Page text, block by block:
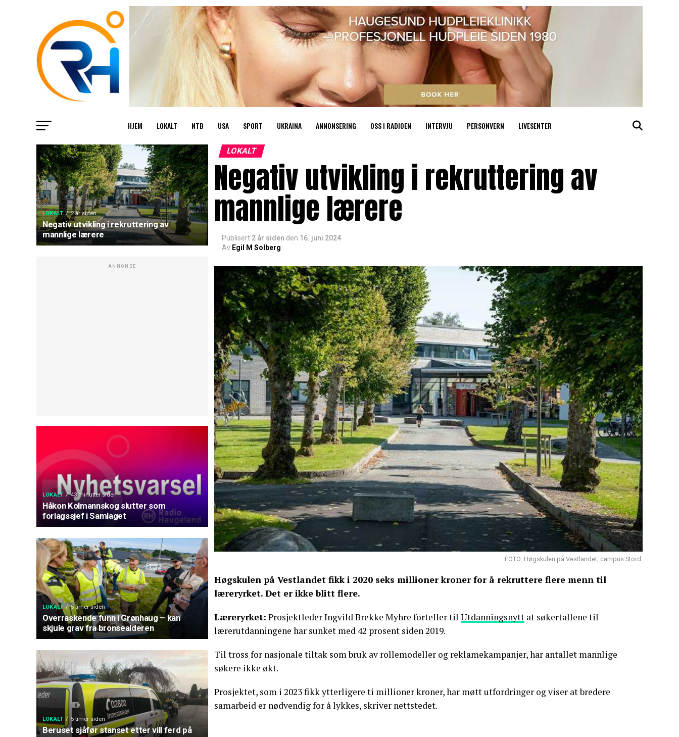
HJEM LOKALT NTB USA SPORT UKRAINA ANNONSERING OSS I RADIOEN INTERVJU PERSONVERN LIVESENTER
LOKALT 2 år siden
Negativ utvikling i rekruttering av
mannlige lærere
ANNONSE
LOKALT 43 minutter siden
Håkon Kolmannskog slutter som
forlagssjef i Samlaget
LOKALT 5 timer siden
Overraskende funn i Grønhaug – kan
skjule grav fra bronsealderen
LOKALT 5 timer siden
Beruset sjåfør stanset etter vill ferd på
LOKALT
Negativ utvikling i rekruttering av
mannlige lærere
Publisert 2 år siden den 16. juni 2024
Av Egil M Solberg
FOTO: Høgskulen på Vestlandet, campus Stord.
Høgskulen på Vestlandet fikk i 2020 seks millioner kroner for å rekruttere flere menn til
læreryrket. Det er ikke blitt flere.
Læreryrket: Prosjektleder Ingvild Brekke Myhre forteller til Utdanningsnytt at søkertallene til
lærerutdanningene har sunket med 42 prosent siden 2019.
Til tross for nasjonale tiltak som bruk av rollemodeller og reklamekampanjer, har antallet mannlige
søkere ikke økt.
Prosjektet, som i 2023 fikk ytterligere ti millioner kroner, har møtt utfordringer og viser at bredere
samarbeid er nødvendig for å lykkes, skriver nettstedet.